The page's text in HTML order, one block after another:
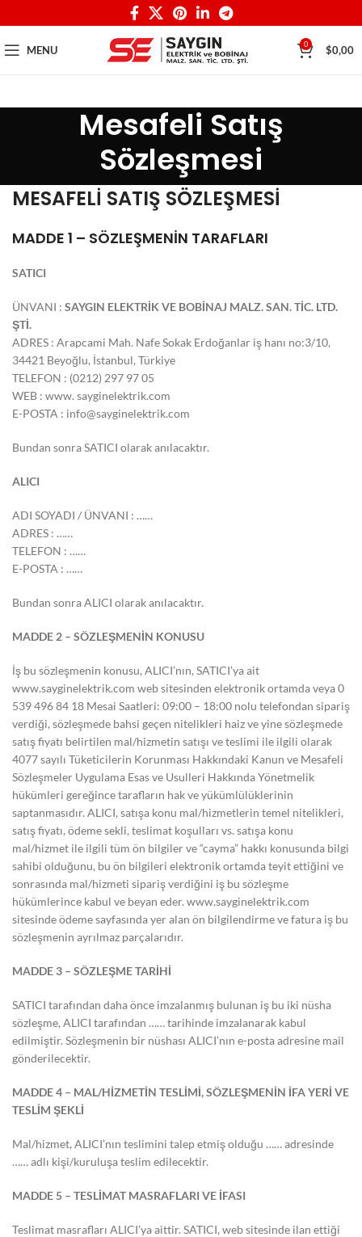
MENU 0 $0,00
Mesafeli Satış
Sözleşmesi
MESAFELİ SATIŞ SÖZLEŞMESİ
MADDE 1 – SÖZLEŞMENİN TARAFLARI
SATICI
ÜNVANI : SAYGIN ELEKTRİK VE BOBİNAJ MALZ. SAN. TİC. LTD.
ŞTİ.
ADRES : Arapcami Mah. Nafe Sokak Erdoğanlar iş hanı no:3/10,
34421 Beyoğlu, İstanbul, Türkiye
TELEFON : (0212) 297 97 05
WEB : www. sayginelektrik.com
E-POSTA : info@sayginelektrik.com
Bundan sonra SATICI olarak anılacaktır.
ALICI
ADI SOYADI / ÜNVANI : ……
ADRES : ……
TELEFON : ……
E-POSTA : ……
Bundan sonra ALICI olarak anılacaktır.
MADDE 2 – SÖZLEŞMENİN KONUSU
İş bu sözleşmenin konusu, ALICI’nın, SATICI’ya ait
www.sayginelektrik.com web sitesinden elektronik ortamda veya 0
539 496 84 18 Mesai Saatleri: 09:00 – 18:00 nolu telefondan sipariş
verdiği, sözleşmede bahsi geçen nitelikleri haiz ve yine sözleşmede
satış fiyatı belirtilen mal/hizmetin satışı ve teslimi ile ilgili olarak
4077 sayılı Tüketicilerin Korunması Hakkındaki Kanun ve Mesafeli
Sözleşmeler Uygulama Esas ve Usulleri Hakkında Yönetmelik
hükümleri gereğince tarafların hak ve yükümlülüklerinin
saptanmasıdır. ALICI, satışa konu mal/hizmetlerin temel nitelikleri,
satış fiyatı, ödeme sekli, teslimat koşulları vs. satışa konu
mal/hizmet ile ilgili tüm ön bilgiler ve “cayma” hakkı konusunda bilgi
sahibi olduğunu, bu ön bilgileri elektronik ortamda teyit ettiğini ve
sonrasında mal/hizmeti sipariş verdiğini iş bu sözleşme
hükümlerince kabul ve beyan eder. www.sayginelektrik.com
sitesinde ödeme sayfasında yer alan ön bilgilendirme ve fatura iş bu
sözleşmenin ayrılmaz parçalarıdır.
MADDE 3 – SÖZLEŞME TARİHİ
SATICI tarafından daha önce imzalanmış bulunan iş bu iki nüsha
sözleşme, ALICI tarafından …… tarihinde imzalanarak kabul
edilmiştir. Sözleşmenin bir nüshası ALICI’nın e-posta adresine mail
gönderilecektir.
MADDE 4 – MAL/HİZMETİN TESLİMİ, SÖZLEŞMENİN İFA YERİ VE
TESLİM ŞEKLİ
Mal/hizmet, ALICI’nın teslimini talep etmiş olduğu …… adresinde
…… adlı kişi/kuruluşa teslim edilecektir.
MADDE 5 – TESLİMAT MASRAFLARI VE İFASI
Teslimat masrafları ALICI’ya aittir. SATICI, web sitesinde ilan ettiği